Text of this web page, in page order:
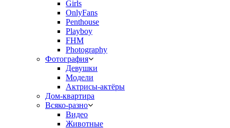
Girls
OnlyFans
Penthouse
Playboy
FHM
Photography
Фотография
Девушки
Модели
Актрисы-актёры
Дом-квартира
Всяко-разно
Видео
Животные